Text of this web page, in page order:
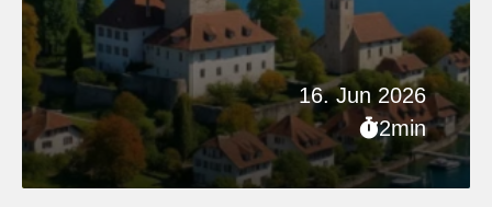
16. Jun 2026
2min